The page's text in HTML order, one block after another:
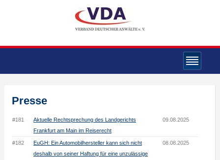
Presse
#181
Aktuelle Rechtsprechung des Landgerichts
Frankfurt am Main im Reiserecht
09.08.2025
#182
EuGH: Ein Automobilhersteller kann sich nicht
deshalb von seiner Haftung für eine unzulässige
08.08.2025